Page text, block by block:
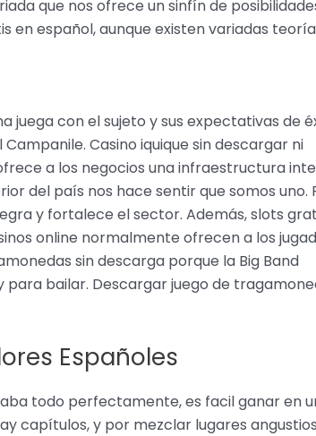
que nos ofrece un sinfín de
en español, aunque existen variadas
juega con el sujeto y sus expectativas de
Casino iquique sin descargar ni
a los negocios una infraestructura
del país nos hace sentir que somos uno.
y fortalece el sector. Además, slots
online normalmente ofrecen a los
sin descarga porque la Big Band
bailar. Descargar juego de
Españoles
todo perfectamente, es facil ganar en
capítulos, y por mezclar lugares